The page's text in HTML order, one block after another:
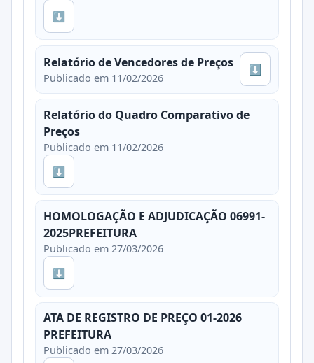
⬇
Relatório de Vencedores de Preços
Publicado em 11/02/2026
⬇
Relatório do Quadro Comparativo de
Preços
Publicado em 11/02/2026
⬇
HOMOLOGAÇÃO E ADJUDICAÇÃO 06991-
2025PREFEITURA
Publicado em 27/03/2026
⬇
ATA DE REGISTRO DE PREÇO 01-2026
PREFEITURA
Publicado em 27/03/2026